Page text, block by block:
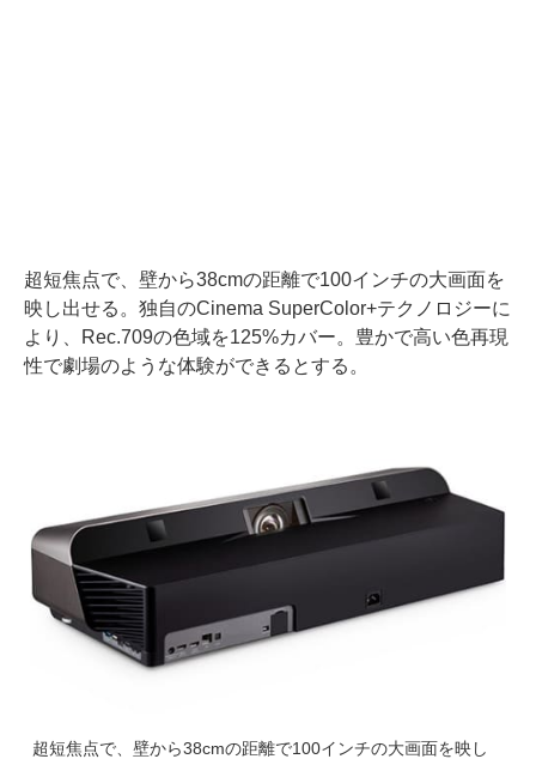
超短焦点で、壁から38cmの距離で100インチの大画面を
映し出せる。独自のCinema SuperColor+テクノロジーに
より、Rec.709の色域を125%カバー。豊かで高い色再現
性で劇場のような体験ができるとする。
超短焦点で、壁から38cmの距離で100インチの大画面を映し